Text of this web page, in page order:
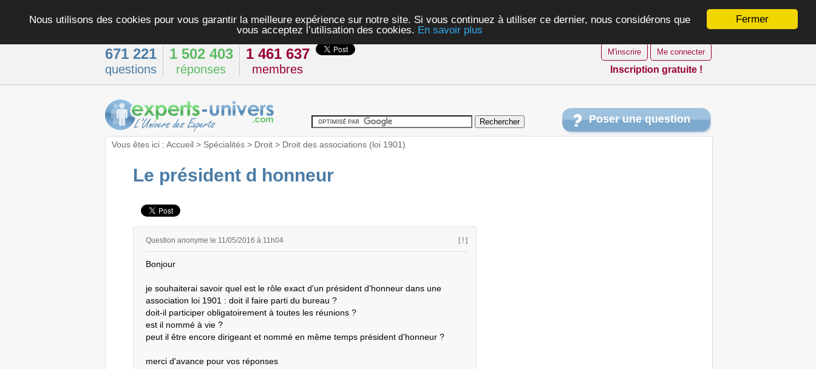
Fermer
Nous utilisons des cookies pour vous garantir la meilleure expérience sur notre site. Si vous continuez à utiliser ce dernier, nous considérons que
vous acceptez l’utilisation des cookies. En savoir plus
671 221
questions
1 502 403
réponses
1 461 637
membres
M'inscrire Me connecter
Inscription gratuite !
Poser une question
Vous êtes ici : Accueil> Spécialités> Droit> Droit des associations (loi 1901)
Le président d honneur
Question anonyme le 11/05/2016 à 11h04 [ ! ]
Bonjour
je souhaiterai savoir quel est le rôle exact d'un président d'honneur dans une
association loi 1901 : doit il faire parti du bureau ?
doit-il participer obligatoirement à toutes les réunions ?
est il nommé à vie ?
peut il être encore dirigeant et nommé en même temps président d'honneur ?
merci d'avance pour vos réponses